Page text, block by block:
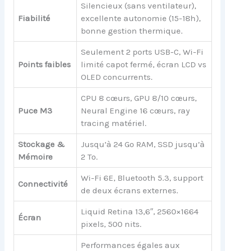
Fiabilité
Silencieux (sans ventilateur),
excellente autonomie (15-18h),
bonne gestion thermique.
Points faibles
Seulement 2 ports USB-C, Wi-Fi
limité capot fermé, écran LCD vs
OLED concurrents.
Puce M3
CPU 8 cœurs, GPU 8/10 cœurs,
Neural Engine 16 cœurs, ray
tracing matériel.
Stockage &
Mémoire
Jusqu’à 24 Go RAM, SSD jusqu’à
2 To.
Connectivité
Wi-Fi 6E, Bluetooth 5.3, support
de deux écrans externes.
Écran
Liquid Retina 13,6″, 2560×1664
pixels, 500 nits.
Performances égales aux